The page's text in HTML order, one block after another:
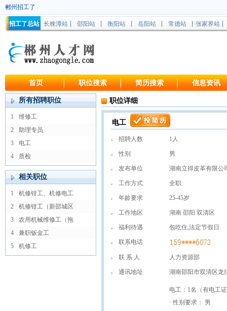
郴州招工了
招工了总站 长株潭站 邵阳站 衡阳站 岳阳站 常德站 张家界站
首页 职位搜索 简历搜索 信息资讯
所有招聘职位
1
维修工
2
助理专员
3
电工
4
质检
相关职位
1
机修钳工、机修电工
2
机修钳工（新邵城区
3
农用机械维修工（拖
4
兼职钣金工
5
机修工
职位详细
电工
招聘人数 1人
性别 男
发布单位 湖南立得皮革有限公
工作方式 全职
年龄要求 25-45岁
工作地区 湖南 邵阳 双清区
福利待遇 包吃住,法定节假日
联系电话
联 系 人 人力资源部
通讯地址 湖南邵阳市双清区龙
电工：1名（有电工
· 性别要求： 男